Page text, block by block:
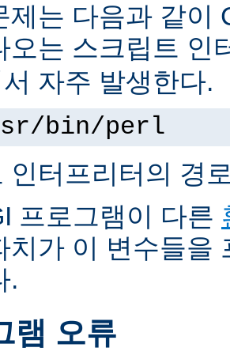
제는 다음과 같이
오는 스크립트 인
자주 발생한다.
bin/perl
인터프리터의 경
프로그램이 다른
치가 이 변수들을
.
램 오류